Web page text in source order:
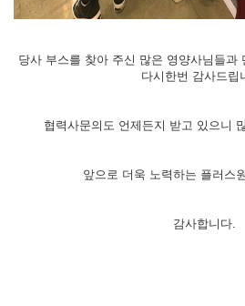
당사 부스를 찾아 주신 많은 영양사님들과
다시한번 감사드립
협력사문의도 언제든지 받고 있으니
앞으로 더욱 노력하는 플러스
감사합니다.